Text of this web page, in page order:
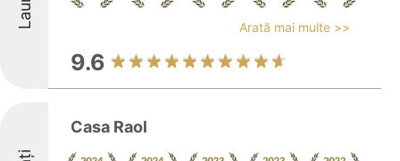
Arată mai multe >>
9.6
Casa Raol